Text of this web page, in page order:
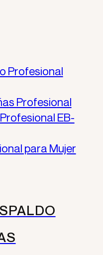
Profesional
Profesional
EB-
para Mujer